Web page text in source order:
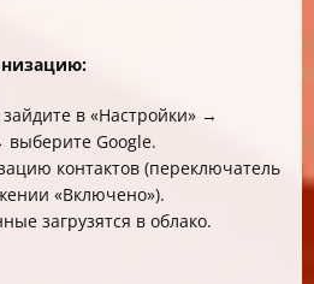
в «Настройки» →
Google.
контактов (переключатель
«Включено»).
загрузятся в облако.